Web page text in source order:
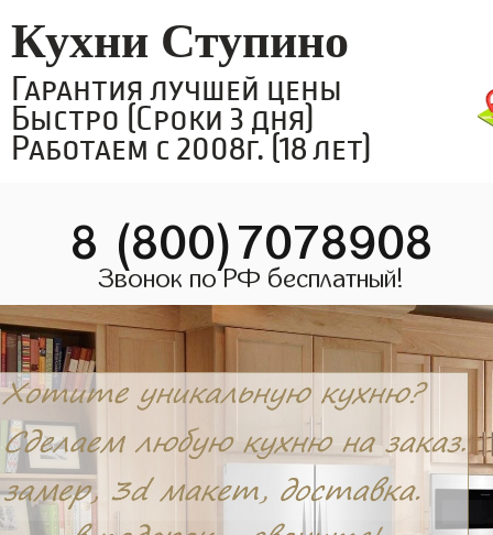
Кухни Ступино
Гарантия лучшей цены
Быстро (Сроки 3 дня)
Работаем с 2008г. (18 лет)
8 (800)7078908
Звонок по РФ бесплатный!